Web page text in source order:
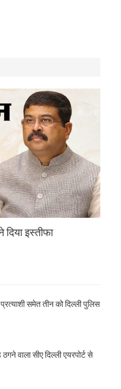
दिया इस्तीफा
समेत तीन को दिल्ली पुलिस
वाला सीए दिल्ली एयरपोर्ट से